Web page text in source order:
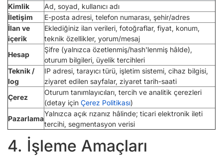
Kimlik
Ad, soyad, kullanıcı adı
İletişim
E-posta adresi, telefon numarası, şehir/adres
İlan ve
içerik
Eklediğiniz ilan verileri, fotoğraflar, fiyat, konum,
teknik özellikler, yorum/mesaj
Hesap
Şifre (yalnızca özetlenmiş/hash'lenmiş hâlde),
oturum bilgileri, üyelik tercihleri
Teknik /
log
IP adresi, tarayıcı türü, işletim sistemi, cihaz bilgisi,
ziyaret edilen sayfalar, ziyaret tarih-saati
Çerez
Oturum tanımlayıcıları, tercih ve analitik çerezleri
(detay için Çerez Politikası)
Pazarlama
Yalnızca açık rızanız hâlinde; ticari elektronik ileti
tercihi, segmentasyon verisi
4. İşleme Amaçları